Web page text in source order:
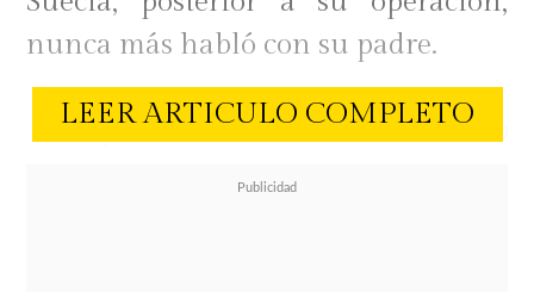
nunca más habló con su padre.
"A mi padre lo vi solo un día cuando
me fue a visitar al hospital y luego
LEER ARTICULO COMPLETO